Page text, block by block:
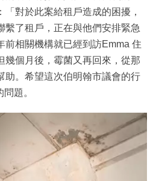
對於此案給租戶造成的困擾，
繫了租戶，正在與他們安排緊急
前相關機構就已經到訪Emma 住
幾個月後，霉菌又再回來，從那
助。希望這次伯明翰市議會的行
題。